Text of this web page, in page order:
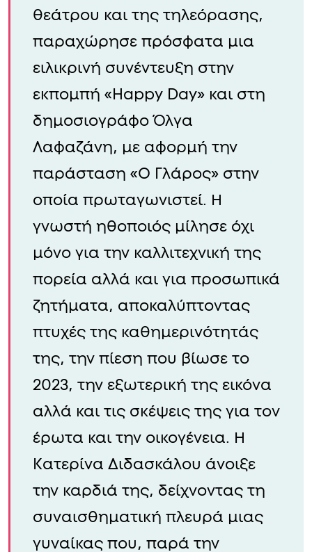
θεάτρου και της τηλεόρασης,
παραχώρησε πρόσφατα μια
ειλικρινή συνέντευξη στην
εκπομπή «Happy Day» και στη
δημοσιογράφο Όλγα
Λαφαζάνη, με αφορμή την
παράσταση «Ο Γλάρος» στην
οποία πρωταγωνιστεί. Η
γνωστή ηθοποιός μίλησε όχι
μόνο για την καλλιτεχνική της
πορεία αλλά και για προσωπικά
ζητήματα, αποκαλύπτοντας
πτυχές της καθημερινότητάς
της, την πίεση που βίωσε το
2023, την εξωτερική της εικόνα
αλλά και τις σκέψεις της για τον
έρωτα και την οικογένεια. Η
Κατερίνα Διδασκάλου άνοιξε
την καρδιά της, δείχνοντας τη
συναισθηματική πλευρά μιας
γυναίκας που, παρά την